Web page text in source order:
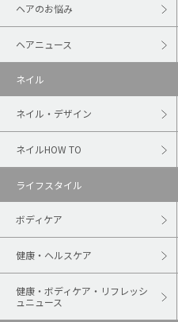
ヘアのお悩み
ヘアニュース
ネイル
ネイル・デザイン
ネイルHOW TO
ライフスタイル
ボディケア
健康・ヘルスケア
健康・ボディケア・リフレッシ
ュニュース